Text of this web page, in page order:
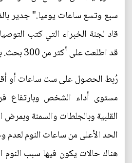
سبع وتسع ساعات يوميا." جدير
قاد لجنة الخبراء التي كتب
قد اطلعت على أكثر من 300 بحث. بحسب السي ان ان.
رُبط الحصول على ست ساعات أو أقل
مستوى أداء الشخص
القلبية وبالجلطات والسمنة وبمرض
الحد الأعلى من ساعات النوم لعدم
هناك حالات يكون فيها سبب النوم